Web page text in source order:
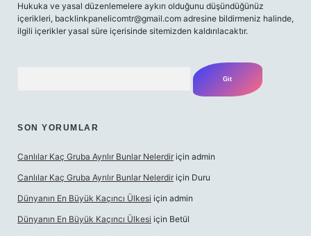
Hukuka ve yasal düzenlemelere aykırı olduğunu düşündüğünüz
içerikleri, backlinkpanelicomtr@gmail.com adresine bildirmeniz halinde,
ilgili içerikler yasal süre içerisinde sitemizden kaldırılacaktır.
SON YORUMLAR
Canlılar Kaç Gruba Ayrılır Bunlar Nelerdir için admin
Canlılar Kaç Gruba Ayrılır Bunlar Nelerdir için Duru
Dünyanın En Büyük Kaçıncı Ülkesi için admin
Dünyanın En Büyük Kaçıncı Ülkesi için Betül